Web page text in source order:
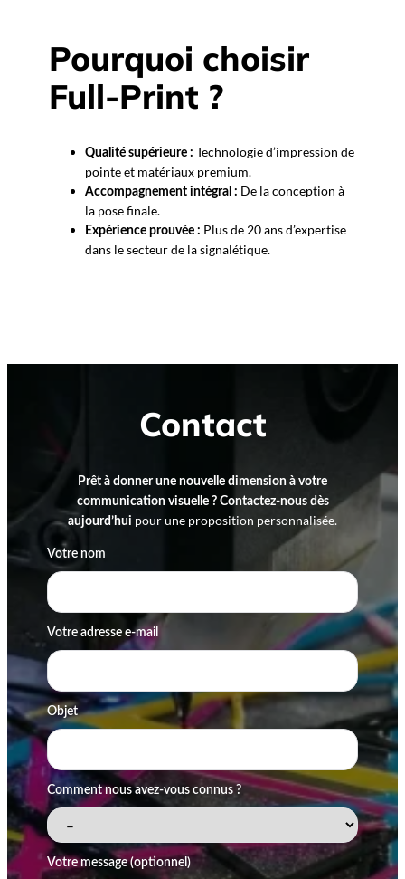
Pourquoi choisir
Full-Print ?
Qualité supérieure : Technologie d’impression de
pointe et matériaux premium.
Accompagnement intégral : De la conception à
la pose finale.
Expérience prouvée : Plus de 20 ans d’expertise
dans le secteur de la signalétique.
Contact
Prêt à donner une nouvelle dimension à votre
communication visuelle ? Contactez-nous dès
aujourd’hui pour une proposition personnalisée.
Votre nom
Votre adresse e-mail
Objet
Comment nous avez-vous connus ?
Votre message (optionnel)